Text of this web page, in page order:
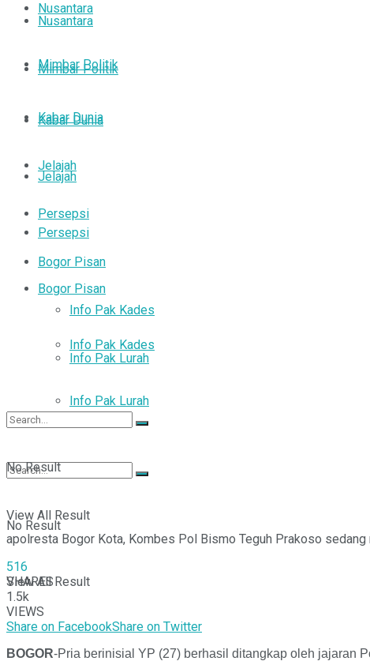
Nusantara
Mimbar Politik
Kabar Dunia
Jelajah
Persepsi
Bogor Pisan
Info Pak Kades
Info Pak Lurah
No Result
View All Result
Nusantara
Mimbar Politik
Kabar Dunia
Jelajah
Persepsi
Bogor Pisan
Info Pak Kades
Info Pak Lurah
No Result
View All Result
apolresta Bogor Kota, Kombes Pol Bismo Teguh Prakoso
516
SHARES
1.5k
VIEWS
Share on FacebookShare on Twitter
BOGOR-Pria berinisial YP (27) berhasil ditangkap oleh jajaran